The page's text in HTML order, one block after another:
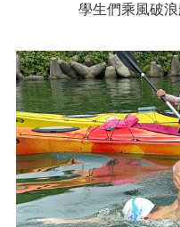
學生們乘風破